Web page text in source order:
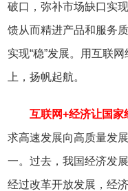
破口，弥补市场缺口实
馈从而精进产品和服务
实现“稳”发展。用互联
上，扬帆起航。
互联网+经济让国
求高速发展向高质量发
一。过去，我国经济发
经过改革开放发展，经